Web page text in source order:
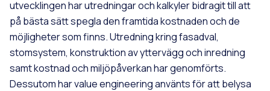
utvecklingen har utredningar och kalkyler bidragit till att
på bästa sätt spegla den framtida kostnaden och de
möjligheter som finns. Utredning kring fasadval,
stomsystem, konstruktion av yttervägg och inredning
samt kostnad och miljöpåverkan har genomförts.
Dessutom har value engineering använts för att belysa